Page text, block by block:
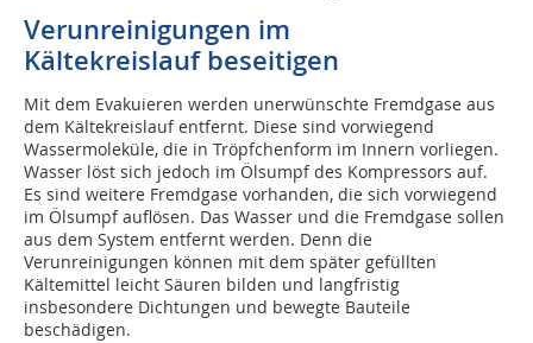
Verunreinigungen im
Kältekreislauf beseitigen
Mit dem Evakuieren werden unerwünschte Fremdgase aus
dem Kältekreislauf entfernt. Diese sind vorwiegend
Wassermoleküle, die in Tröpfchenform im Innern vorliegen.
Wasser löst sich jedoch im Ölsumpf des Kompressors auf.
Es sind weitere Fremdgase vorhanden, die sich vorwiegend
im Ölsumpf auflösen. Das Wasser und die Fremdgase sollen
aus dem System entfernt werden. Denn die
Verunreinigungen können mit dem später gefüllten
Kältemittel leicht Säuren bilden und langfristig
insbesondere Dichtungen und bewegte Bauteile
beschädigen.